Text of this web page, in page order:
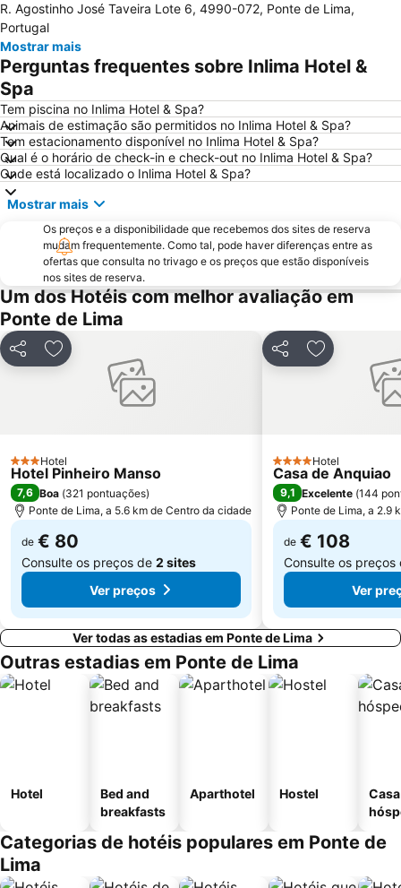
Braga Parque
Estádio Municipal de Braga - Estádio AXA
Bom Jesus do Monte
Cascata do Tahiti - Ermida
do Cabedelo
Praia Fluvial do Taboão
Estação de Caminhos de Ferro de Braga
Praia de Esposende
Aquático de Fafe
Azurara Beach
Paseo Marítimo de Baiona
Centro Histórico de Guimarães
Luz
Praia de Vila do Conde
Da Amorosa
Praia da Foz do Minho
América
Minho Center
Patos
Igreja de Riba d'Ave
Albufeira do Ermal
de Castelo de Neiva
Elevador do Bom Jesus do Monte
Praia de Panxón
Apúlia Beach
Capela de Cima de Oliveira
Castelo de Salvaterra
R. Agostinho José Taveira Lote 6, 4990-072, Ponte de Lima,
Portugal
Mostrar mais
Perguntas frequentes sobre Inlima Hotel &
Spa
Tem piscina no Inlima Hotel & Spa?
Animais de estimação são permitidos no Inlima Hotel & Spa?
Tem estacionamento disponível no Inlima Hotel & Spa?
Qual é o horário de check-in e check-out no Inlima Hotel & Spa?
Onde está localizado o Inlima Hotel & Spa?
Mostrar mais
Os preços e a disponibilidade que recebemos dos sites de reserva
mudam frequentemente. Como tal, pode haver diferenças entre as
ofertas que consulta no trivago e os preços que estão disponíveis
nos sites de reserva.
Um dos Hotéis com melhor avaliação em
Ponte de Lima
PartilharAdicionar aos favoritos
3 Estrelas
Hotel
Hotel Pinheiro Manso
7,6 Boa (321 pontuações)
Ponte de Lima, a 5.6 km de Centro da cidade
de € 80
Consulte os preços de 2 sites
Ver preços
PartilharAdicionar
4 Estrelas
Hotel
Casa de Anquiao
9,1 Excelente (144
Ponte de Lima, a 2.9
de € 108
Consulte os
Ver
Ver todas as estadias em Ponte de Lima
Outras estadias em Ponte de Lima
Hotel
Bed and
breakfasts
Aparthotel Hostel
Categorias de hotéis populares em Ponte de
Lima